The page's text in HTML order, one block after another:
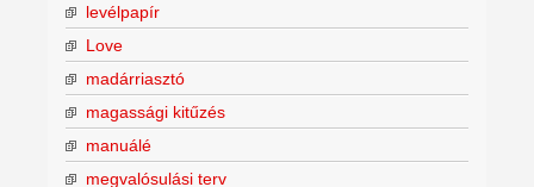
levélpapír
Love
madárriasztó
magassági kitűzés
manuálé
megvalósulási terv